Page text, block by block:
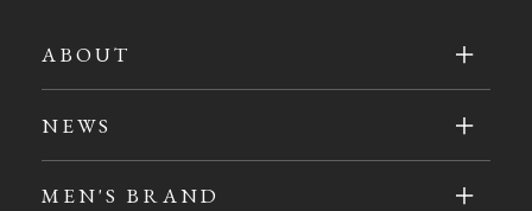
ABOUT
NEWS
MEN'S BRAND